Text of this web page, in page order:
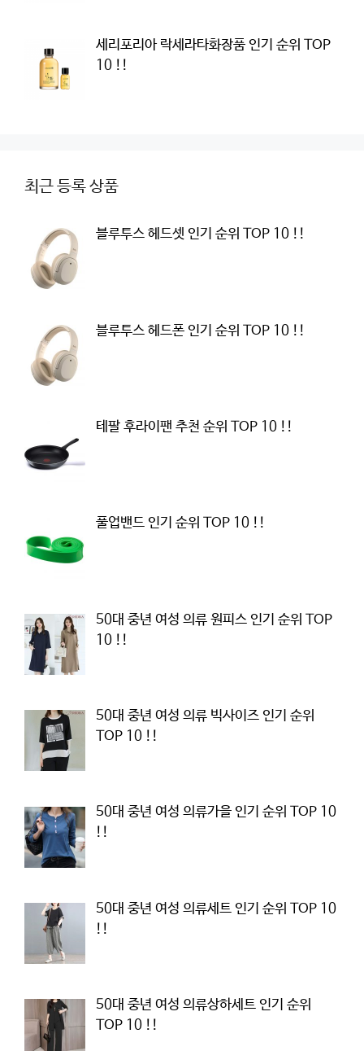
세리포리아 락세라타화장품 인기 순위 TOP
10 !!
최근 등록 상품
블루투스 헤드셋 인기 순위 TOP 10 !!
블루투스 헤드폰 인기 순위 TOP 10 !!
테팔 후라이팬 추천 순위 TOP 10 !!
풀업밴드 인기 순위 TOP 10 !!
50대 중년 여성 의류 원피스 인기 순위 TOP
10 !!
50대 중년 여성 의류 빅사이즈 인기 순위
TOP 10 !!
50대 중년 여성 의류가을 인기 순위 TOP 10
!!
50대 중년 여성 의류세트 인기 순위 TOP 10
!!
50대 중년 여성 의류상하세트 인기 순위
TOP 10 !!